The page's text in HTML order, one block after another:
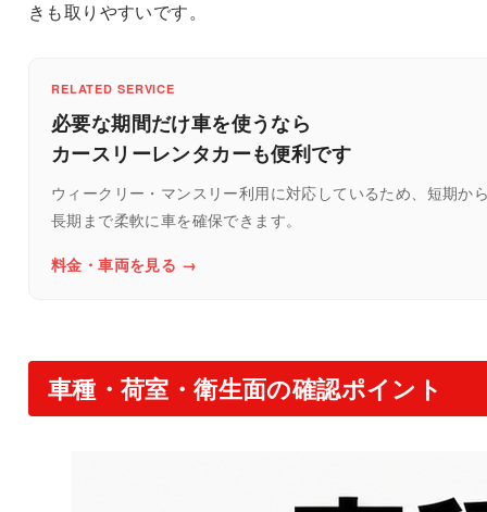
きも取りやすいです。
RELATED SERVICE
必要な期間だけ車を使うなら
カースリーレンタカーも便利です
ウィークリー・マンスリー利用に対応しているため、短期か
長期まで柔軟に車を確保できます。
料金・車両を見る →
車種・荷室・衛生面の確認ポイント